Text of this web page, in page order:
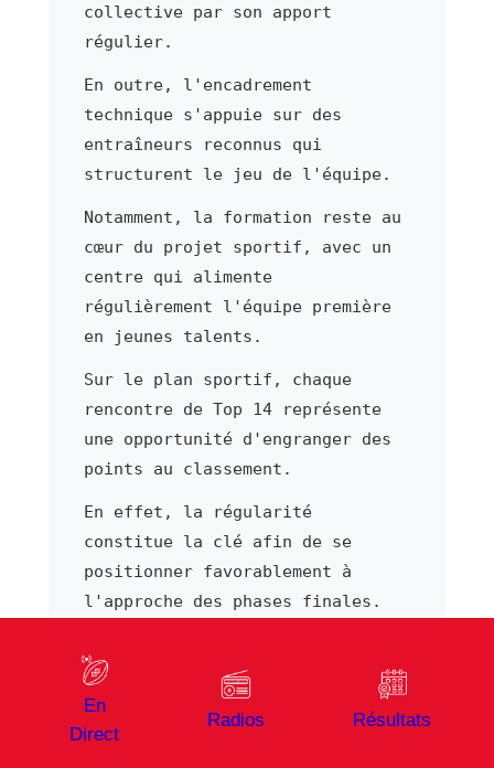
collective par son apport
régulier.
En outre, l'encadrement
technique s'appuie sur des
entraîneurs reconnus qui
structurent le jeu de l'équipe.
Notamment, la formation reste au
cœur du projet sportif, avec un
centre qui alimente
régulièrement l'équipe première
en jeunes talents.
Sur le plan sportif, chaque
rencontre de Top 14 représente
une opportunité d'engranger des
points au classement.
En effet, la régularité
constitue la clé afin de se
positionner favorablement à
l'approche des phases finales.
domicile bénéficient d'un
soutien populaire fort.
Par ailleurs, chaque déplacement
En
Direct
Radios Résultats